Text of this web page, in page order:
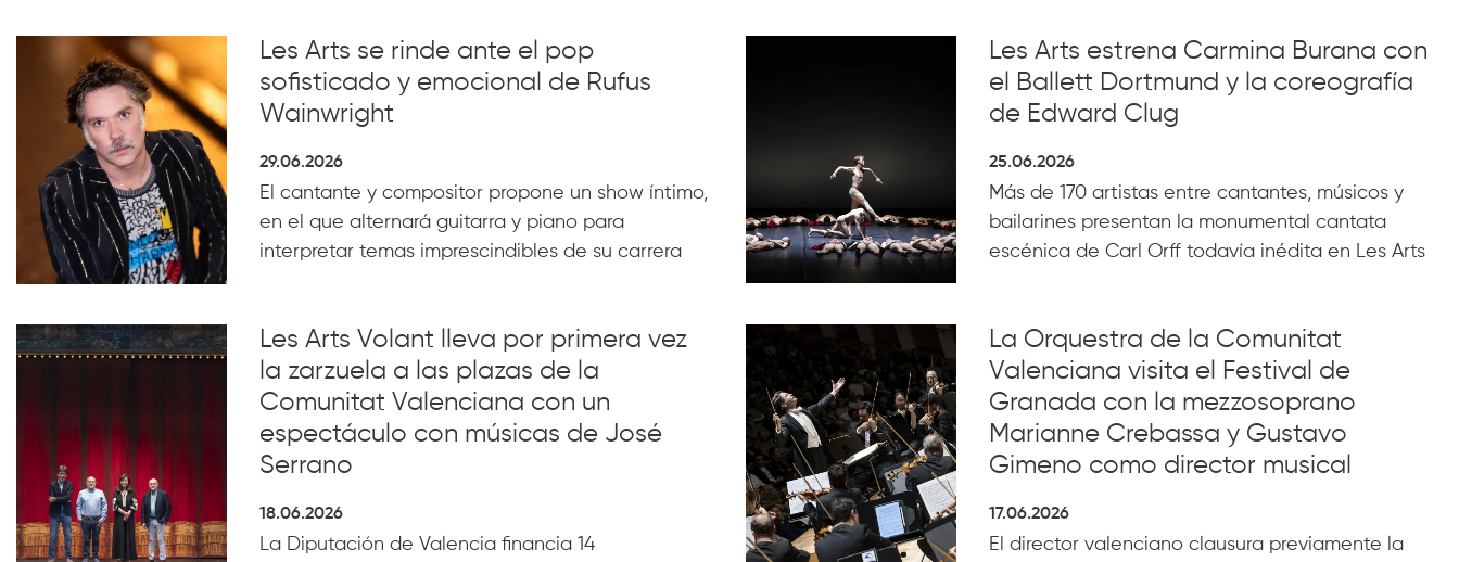
Les Arts se rinde ante el pop
sofisticado y emocional de Rufus
Wainwright
29.06.2026
El cantante y compositor propone un show íntimo,
en el que alternará guitarra y piano para
interpretar temas imprescindibles de su carrera
Les Arts estrena Carmina Burana con
el Ballett Dortmund y la coreografía
de Edward Clug
25.06.2026
Más de 170 artistas entre cantantes, músicos y
bailarines presentan la monumental cantata
escénica de Carl Orff todavía inédita en Les Arts
Les Arts Volant lleva por primera vez
la zarzuela a las plazas de la
Comunitat Valenciana con un
espectáculo con músicas de José
Serrano
18.06.2026
La Diputación de Valencia financia 14
La Orquestra de la Comunitat
Valenciana visita el Festival de
Granada con la mezzosoprano
Marianne Crebassa y Gustavo
Gimeno como director musical
17.06.2026
El director valenciano clausura previamente la